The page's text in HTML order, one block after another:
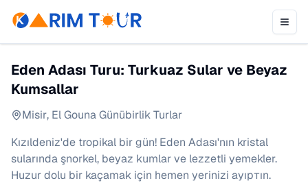
Eden Adası Turu: Turkuaz Sular ve Beyaz
Kumsallar
Misir, El Gouna Günübirlik Turlar
Kızıldeniz'de tropikal bir gün! Eden Adası'nın kristal
sularında şnorkel, beyaz kumlar ve lezzetli yemekler.
Huzur dolu bir kaçamak için hemen yerinizi ayıртın.